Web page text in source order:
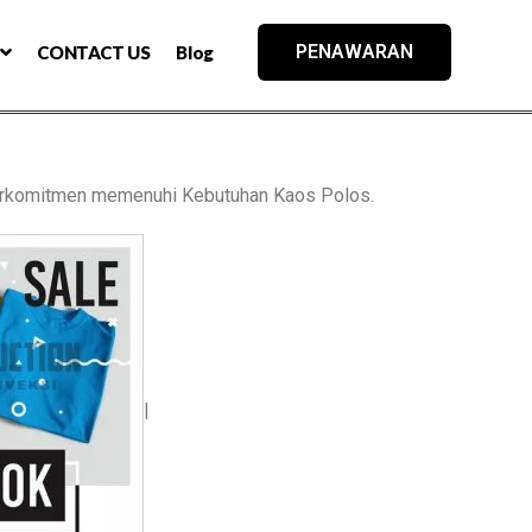
CONTACT US Blog PENAWARAN
memenuhi Kebutuhan Kaos Polos.